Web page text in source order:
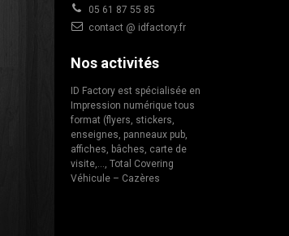
05 61 87 55 85
contact @ idfactory.fr
Nos activités
ID Factory est spécialisée en
Impression numérique tous
format (flyers, stickers,
enseignes, panneaux pub,
affiches, bâches, carte de
visite,…, Total Covering
Véhicule – Cazères